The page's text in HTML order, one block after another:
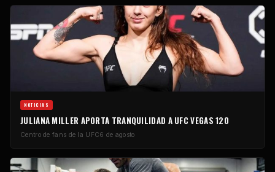
NOTICIAS
JULIANA MILLER APORTA TRANQUILIDAD A UFC VEGAS 120
Centro de fans de la UFC6 de agosto